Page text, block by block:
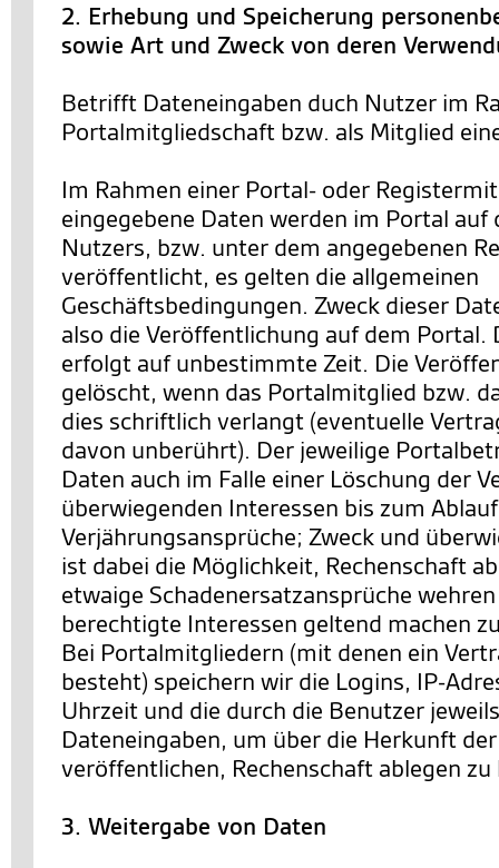
2. Erhebung und Speicherung
sowie Art und Zweck von deren
Betrifft Dateneingaben duch Nutzer im
Portalmitgliedschaft bzw. als Mitglied
Im Rahmen einer Portal- oder
eingegebene Daten werden im Portal auf
Nutzers, bzw. unter dem angegebenen
veröffentlicht, es gelten die allgemeinen
Geschäftsbedingungen. Zweck dieser
also die Veröffentlichung auf dem Portal.
erfolgt auf unbestimmte Zeit. Die
gelöscht, wenn das Portalmitglied bzw.
dies schriftlich verlangt (eventuelle
davon unberührt). Der jeweilige
Daten auch im Falle einer Löschung der
überwiegenden Interessen bis zum
Verjährungsansprüche; Zweck und
ist dabei die Möglichkeit, Rechenschaft
etwaige Schadenersatzansprüche
berechtigte Interessen geltend machen
Bei Portalmitgliedern (mit denen ein
besteht) speichern wir die Logins, IP-
Uhrzeit und die durch die Benutzer
Dateneingaben, um über die Herkunft
veröffentlichen, Rechenschaft ablegen zu
3. Weitergabe von Daten